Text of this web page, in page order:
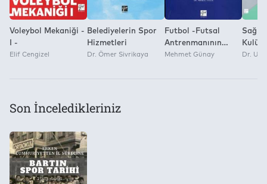
Voleybol Mekaniği -
I -
Elif Cengizel
Belediyelerin Spor
Hizmetleri
Dr. Ömer Sivrikaya
Futbol -Futsal
Antrenmanının
Bilimsel Temelleri
Mehmet Günay Dr.
Son İnceledikleriniz